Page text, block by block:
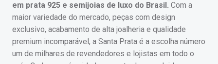
em prata 925 e semijoias de luxo do Brasil. Com a
maior variedade do mercado, peças com design
exclusivo, acabamento de alta joalheria e qualidade
premium incomparável, a Santa Prata é a escolha número
um de milhares de revendedores e lojistas em todo o